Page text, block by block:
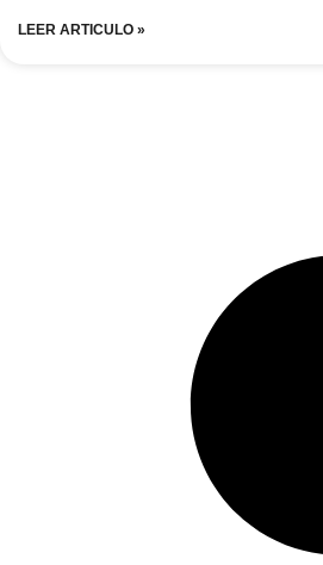
LEER ARTICULO »